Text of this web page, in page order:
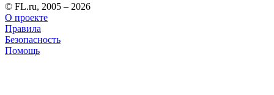
© FL.ru, 2005 – 2026
О проекте
Правила
Безопасность
Помощь